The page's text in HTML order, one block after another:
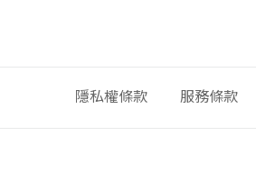
隱私權條款 服務條款